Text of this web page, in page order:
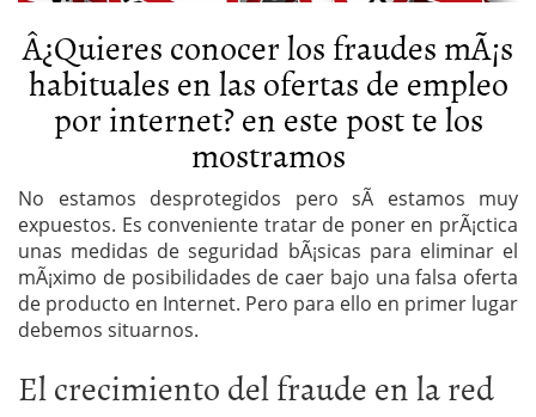
Â¿Quieres conocer los fraudes mÃ¡s
habituales en las ofertas de empleo
por internet? en este post te los
mostramos
No estamos desprotegidos pero sÃ­ estamos muy
expuestos. Es conveniente tratar de poner en prÃ¡ctica
unas medidas de seguridad bÃ¡sicas para eliminar el
mÃ¡ximo de posibilidades de caer bajo una falsa oferta
de producto en Internet. Pero para ello en primer lugar
debemos situarnos.
El crecimiento del fraude en la red